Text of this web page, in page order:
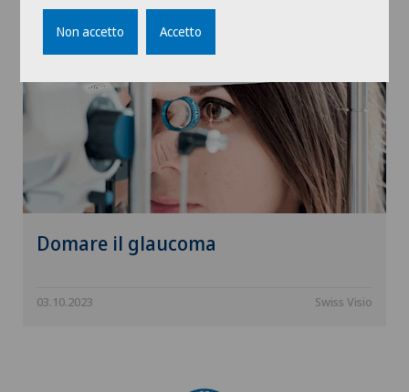
Domare il glaucoma
03.10.2023 Swiss Visio
Non accetto Accetto